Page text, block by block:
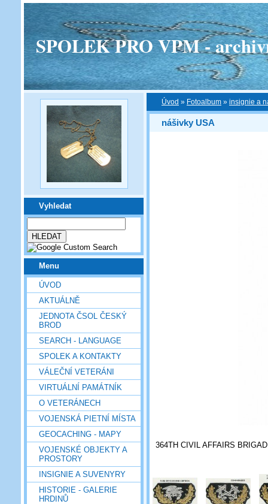
SPOLEK PRO VPM -
Vyhledat
Menu
ÚVOD
AKTUÁLNĚ
JEDNOTA ČSOL ČESKÝ
BROD
SEARCH - LANGUAGE
SPOLEK A KONTAKTY
VÁLEČNÍ VETERÁNI
VIRTUÁLNÍ PAMÁTNÍK
O VETERÁNECH
VOJENSKÁ PIETNÍ MÍSTA
GEOCACHING - MAPY
VOJENSKÉ OBJEKTY A
PROSTORY
INSIGNIE A SUVENYRY
HISTORIE - GALERIE
HRDINŮ
Úvod » Fotoalbum » insignie a
nášivky USA
364TH CIVIL AFFAIRS